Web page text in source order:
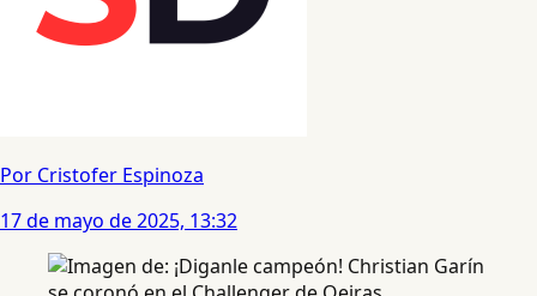
Por Cristofer Espinoza
17 de mayo de 2025, 13:32